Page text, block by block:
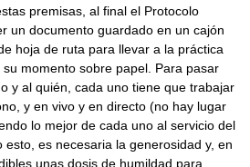
premisas, al final el Protocolo
un documento guardado en un cajón
hoja de ruta para llevar a la práctica
momento sobre papel. Para pasar
y al quién, cada uno tiene que trabajar
y en vivo y en directo (no hay lugar
lo mejor de cada uno al servicio del
es necesaria la generosidad y, en
unas dosis de humildad para